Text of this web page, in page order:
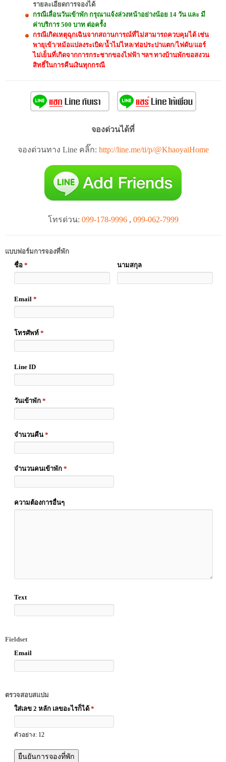
รายละเอียดการจองได้
กรณีเลื่อนวันเข้าพัก กรุณาแจ้งล่วงหน้าอย่างน้อย 14 วัน และ มี
ค่าบริการ 500 บาท ต่อครั้ง
กรณีเกิดเหตุฉุกเฉินจากสถานการณ์ที่ไม่สามารถควบคุมได้ เช่น
พายุเข้า/หม้อแปลงระเบิด/น้ำไม่ไหล/ท่อประปาแตก/ไฟดับ/แอร์
ไม่เย็นที่เกิดจากการกระชากของไฟฟ้า ฯลฯ ทางบ้านพักขอสงวน
สิทธิ์ในการคืนเงินทุกกรณี
จองด่วนได้ที่
จองด่วนทาง Line คลิ๊ก: http://line.me/ti/p/@KhaoyaiHome
โทรด่วน: 099-178-9996, 099-062-7999
แบบฟอร์มการจองที่พัก
ชื่อ * นามสกุล
Email *
โทรศัพท์ *
Line ID
วันเข้าพัก *
จำนวนคืน *
จำนวนคนเข้าพัก *
ความต้องการอื่นๆ
Text
Fieldset
Email
ตรวจสอบสแปม
ใส่เลข 2 หลัก เลขอะไรก็ได้ *
ตัวอย่าง: 12